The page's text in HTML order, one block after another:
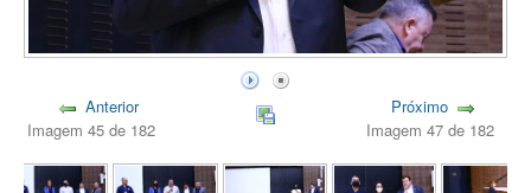
Anterior
Imagem 45 de 182
Próximo
Imagem 47 de 182